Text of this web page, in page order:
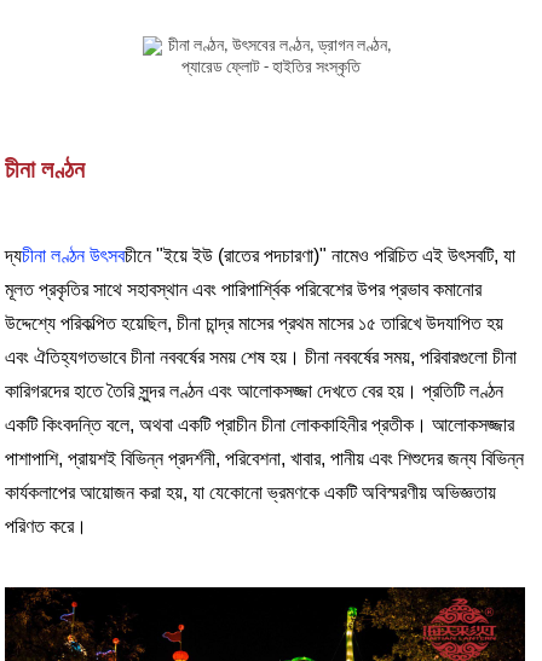
চীনা লণ্ঠন
দ্যচীনা লণ্ঠন উৎসবচীনে "ইয়ে ইউ (রাতের পদচারণা)" নামেও পরিচিত এই উৎসবটি, যা
মূলত প্রকৃতির সাথে সহাবস্থান এবং পারিপার্শ্বিক পরিবেশের উপর প্রভাব কমানোর
উদ্দেশ্যে পরিকল্পিত হয়েছিল, চীনা চান্দ্র মাসের প্রথম মাসের ১৫ তারিখে উদযাপিত হয়
এবং ঐতিহ্যগতভাবে চীনা নববর্ষের সময় শেষ হয়। চীনা নববর্ষের সময়, পরিবারগুলো চীনা
কারিগরদের হাতে তৈরি সুন্দর লণ্ঠন এবং আলোকসজ্জা দেখতে বের হয়। প্রতিটি লণ্ঠন
একটি কিংবদন্তি বলে, অথবা একটি প্রাচীন চীনা লোককাহিনীর প্রতীক। আলোকসজ্জার
পাশাপাশি, প্রায়শই বিভিন্ন প্রদর্শনী, পরিবেশনা, খাবার, পানীয় এবং শিশুদের জন্য বিভিন্ন
কার্যকলাপের আয়োজন করা হয়, যা যেকোনো ভ্রমণকে একটি অবিস্মরণীয় অভিজ্ঞতায়
পরিণত করে।